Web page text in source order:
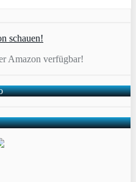
Amazon verfügbar!